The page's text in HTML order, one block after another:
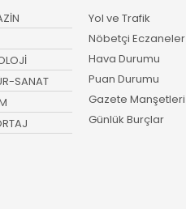
SANAT
Yol ve Trafik
Nöbetçi Eczaneler
Hava Durumu
Puan Durumu
Gazete Manşetleri
Günlük Burçlar